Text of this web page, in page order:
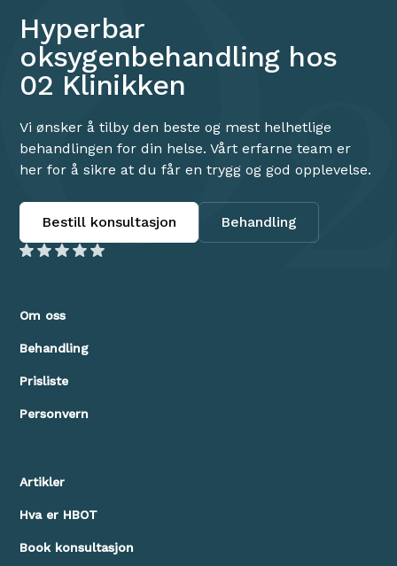
Hyperbar
oksygenbehandling hos
02 Klinikken
Vi ønsker å tilby den beste og mest helhetlige
behandlingen for din helse. Vårt erfarne team er
her for å sikre at du får en trygg og god opplevelse.
Bestill konsultasjon Behandling
Om oss
Behandling
Prisliste
Personvern
Artikler
Hva er HBOT
Book konsultasjon